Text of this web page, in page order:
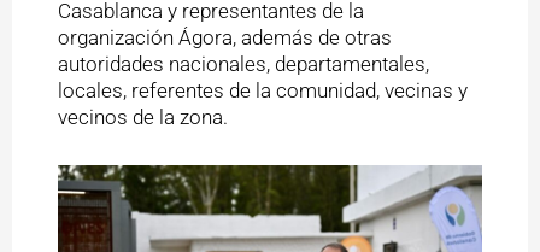
Casablanca y representantes de la
organización Ágora, además de otras
autoridades nacionales, departamentales,
locales, referentes de la comunidad, vecinas y
vecinos de la zona.